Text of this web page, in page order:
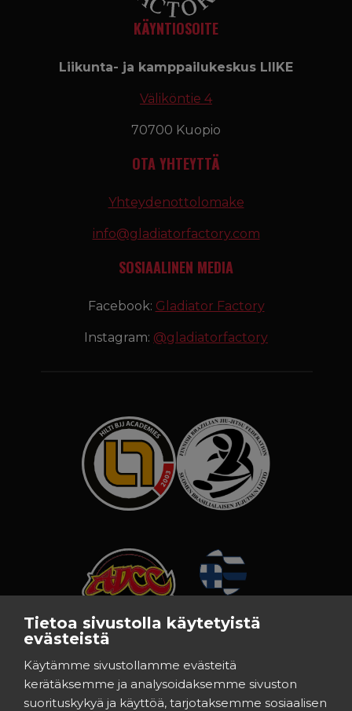
Tietoa sivustolla käytetyistä
evästeistä
Käytämme sivustollamme evästeitä
kerätäksemme ja analysoidaksemme sivuston
suorituskykyä ja käyttöä, tarjotaksemme sosiaalisen
KÄYNTIOSOITE
Liikunta- ja kamppailukeskus LIIKE
Väliköntie 4
70700 Kuopio
OTA YHTEYTTÄ
Yhteydenottolomake
info@gladiatorfactory.com
SOSIAALINEN MEDIA
Facebook: Gladiator Factory
Instagram: @gladiatorfactory